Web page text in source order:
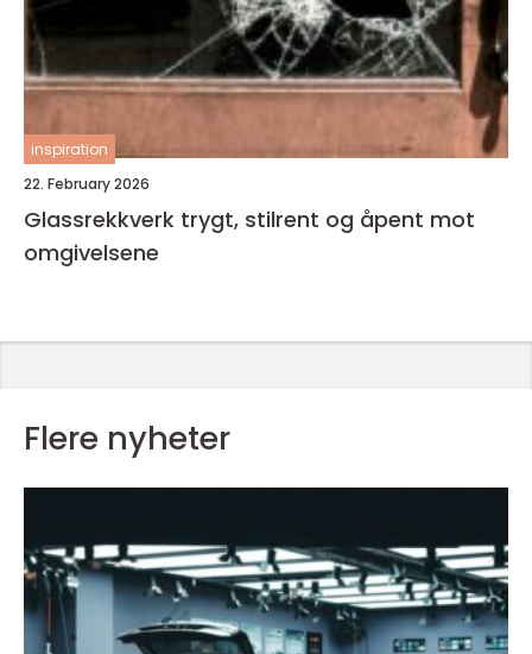
inspiration
22. February 2026
Glassrekkverk trygt, stilrent og åpent mot
omgivelsene
Flere nyheter